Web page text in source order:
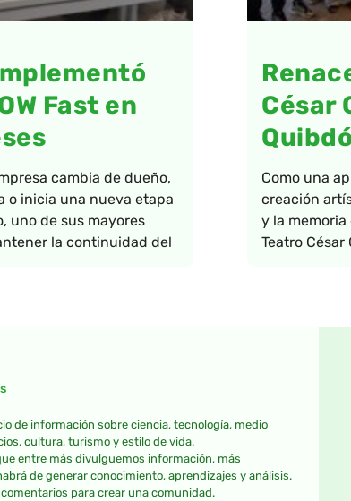
Fast en
cambia de dueño,
o inicia una nueva etapa
uno de sus mayores
la continuidad del
César
Quibdó
Como una
creación
y la
Teatro
de información sobre ciencia, tecnología, medio
cultura, turismo y estilo de vida.
entre más divulguemos información, más
de generar conocimiento, aprendizajes y análisis.
para crear una comunidad.